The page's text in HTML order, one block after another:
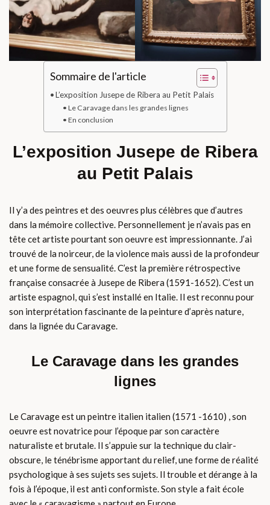
Sommaire de l'article
L’exposition Jusepe de Ribera au Petit Palais
Le Caravage dans les grandes lignes
En conclusion
L’exposition Jusepe de Ribera
au Petit Palais
Il y’a des peintres et des oeuvres plus célèbres que d’autres
dans la mémoire collective. Personnellement je n’avais pas en
tête cet artiste pourtant son oeuvre est impressionnante. J’ai
trouvé de la noirceur, de la violence mais aussi de la profondeur
et une forme de sensualité. C’est la première rétrospective
française consacrée à Jusepe de Ribera (1591-1652). C’est un
artiste espagnol, qui s’est installé en Italie. Il est reconnu pour
son interprétation fascinante de la peinture d’après nature,
dans la lignée du Caravage.
Le Caravage dans les grandes
lignes
Le Caravage est un peintre italien italien (1571 -1610) , son
oeuvre est novatrice pour l’époque par son caractère
naturaliste et brutale. Il s’appuie sur la technique du clair-
obscure, le ténébrisme apportant du relief, une forme de réalité
psychologique à ses sujets ses sujets. Il trouble et dérange à la
fois à l’époque, il est anti conformiste. Son style a fait école